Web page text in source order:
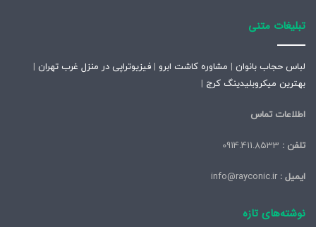
تبلیغات متنی
لباس حجاب بانوان | مشاوره کاشت ابرو | فیزیوتراپی در منزل غرب تهران |
بهترین میکروبلیدینگ کرج |
اطلاعات تماس
تلفن :
ایمیل :
نوشته‌های تازه